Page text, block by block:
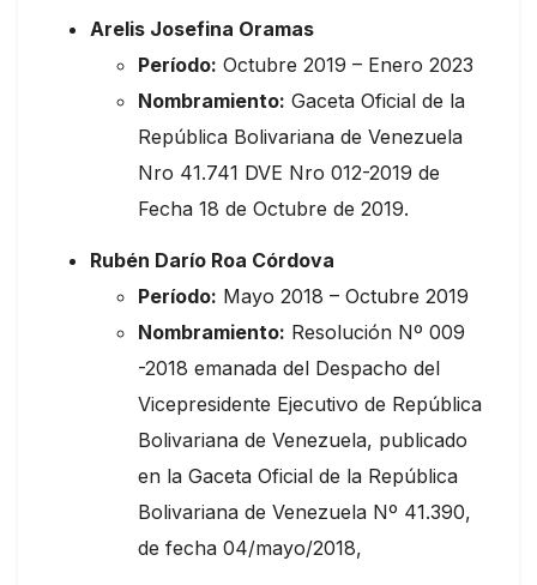
Arelis Josefina Oramas
Período: Octubre 2019 – Enero 2023
Nombramiento: Gaceta Oficial de la
República Bolivariana de Venezuela
Nro 41.741 DVE Nro 012-2019 de
Fecha 18 de Octubre de 2019.
Rubén Darío Roa Córdova
Período: Mayo 2018 – Octubre 2019
Nombramiento: Resolución Nº 009
-2018 emanada del Despacho del
Vicepresidente Ejecutivo de República
Bolivariana de Venezuela, publicado
en la Gaceta Oficial de la República
Bolivariana de Venezuela Nº 41.390,
de fecha 04/mayo/2018,